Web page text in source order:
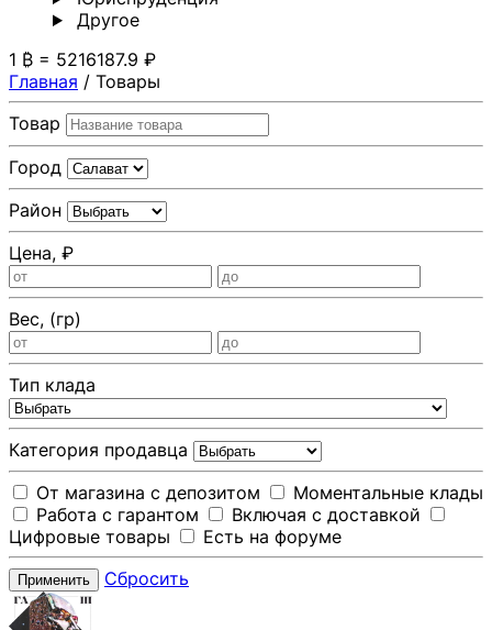
Другoе
1 ₿ = 5216187.9 ₽
Главная / Товары
Товар
Город
Район
Цена, ₽
Вес, (гр)
Тип клада
Категория продавца
От магазина с депозитом
Моментальные клады
Работа с гарантом
Включая с доставкой
Цифровые товары
Есть на форуме
Применить Сбросить